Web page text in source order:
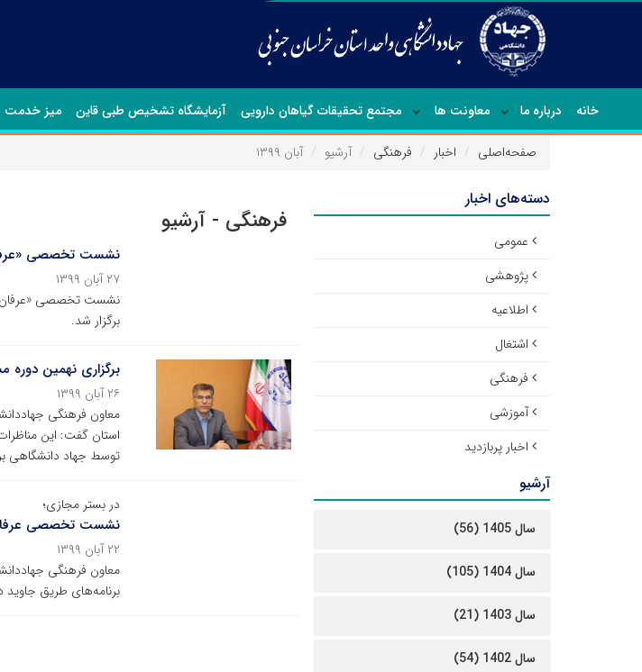
خانه درباره ما معاونت ها مجتمع تحقیقات گیاهان دارویی آزمایشگاه تشخیص طبی قاین میز خدمت
صفحه‌اصلی اخبار فرهنگی آرشیو آبان ۱۳۹۹
فرهنگی - آرشیو
نشست تخصصی «عرفان
۲۷ آبان ۱۳۹۹
نشست تخصصی «عرفان
برگزار شد.
برگزاری نهمین دوره
۲۶ آبان ۱۳۹۹
معاون فرهنگی
استان گفت: این
توسط جهاد دانشگاهی
در بستر مجازی‌؛
نشست تخصصی عرفان
۲۲ آبان ۱۳۹۹
معاون فرهنگی
برنامه‌های طریق جاوید
دسته‌های اخبار
عمومی
پژوهشی
اطلاعیه
اشتغال
فرهنگی
آموزشی
اخبار پربازدید
آرشیو
سال 1405 (56)
سال 1404 (105)
سال 1403 (21)
سال 1402 (54)